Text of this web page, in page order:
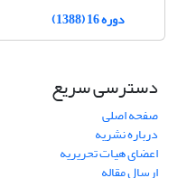
دوره 16 (1388)
دسترسی سریع
صفحه اصلی
درباره نشریه
اعضای هیات تحریریه
ارسال مقاله